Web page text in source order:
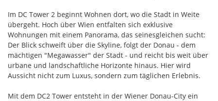
Im DC Tower 2 beginnt Wohnen dort, wo die Stadt in Weite
übergeht. Hoch über Wien entfalten sich exklusive
Wohnungen mit einem Panorama, das seinesgleichen sucht:
Der Blick schweift über die Skyline, folgt der Donau - dem
mächtigen "Megawasser" der Stadt - und reicht bis weit über
urbane und landschaftliche Horizonte hinaus. Hier wird
Aussicht nicht zum Luxus, sondern zum täglichen Erlebnis.
Mit dem DC2 Tower entsteht in der Wiener Donau-City ein